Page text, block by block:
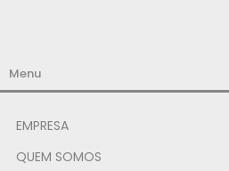
Menu
EMPRESA
QUEM SOMOS